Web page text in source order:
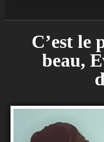
C’est le
beau,